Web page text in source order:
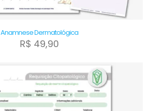
Anamnese Dermatológica
R$ 49,90